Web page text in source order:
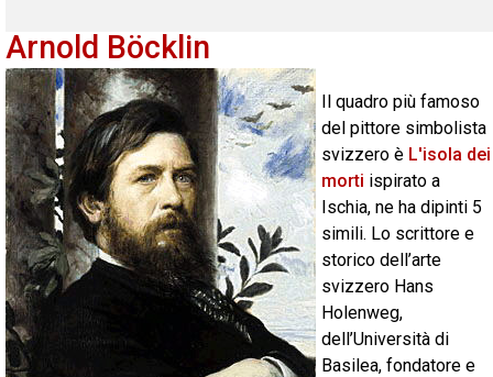
Arnold Böcklin
Il quadro più famoso
del pittore simbolista
svizzero è L'isola dei
morti ispirato a
Ischia, ne ha dipinti 5
simili. Lo scrittore e
storico dell’arte
svizzero Hans
Holenweg,
dell’Università di
Basilea, fondatore e